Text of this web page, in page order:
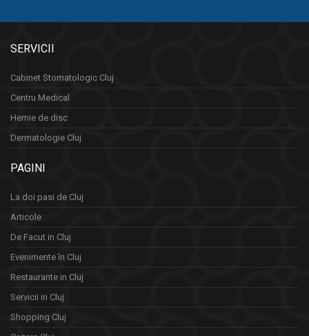
SERVICII
Cabinet Stomatologic Cluj
Centru Medical
Hernie de disc
Dermatologie Cluj
PAGINI
La doi pasi de Cluj
Articole
De Facut in Cluj
Evenimente în Cluj
Restaurante in Cluj
Servicii in Cluj
Shopping Cluj